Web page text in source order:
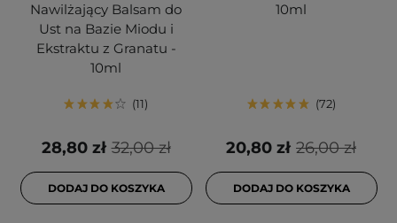
Nawilżający Balsam do
Ust na Bazie Miodu i
Ekstraktu z Granatu -
10ml
11
32,00 zł
28,80 zł
DODAJ DO KOSZYKA
10ml
72
26,00 zł
20,80 zł
DODAJ DO KOSZYKA